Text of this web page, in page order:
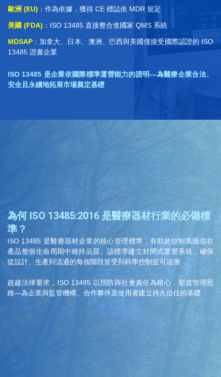
歐洲 (EU) ：作為依據，獲得 CE 標誌依 MDR 規定
美國 (FDA) ：ISO 13485 直接整合進國家 QMS 系統
MDSAP ：加拿大、日本、澳洲、巴西與美國僅接受國際認證的 ISO
13485 證書企業
ISO 13485 是企業依國際標準運營能力的證明—為醫療企業合法、
安全且永續地拓展市場奠定基礎
為何 ISO 13485:2016 是醫療器材行業的必備標
準？
ISO 13485 是醫療器材企業的核心管理標準，有助於控制風險並在
產品整個生命周期中維持品質。該標準建立封閉式運營系統，確保
從設計、生產到流通的每個階段皆受到科學控制並可追溯
超越法律要求，ISO 13485 以預防與社會責任為核心，塑造管理思
維—為企業與監管機構、合作夥伴及使用者建立持久信任的基礎